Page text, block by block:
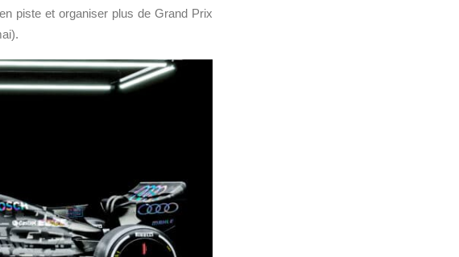
piste et organiser plus de Grand Prix